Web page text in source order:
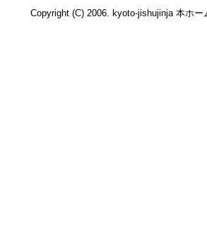
Copyright (C) 2006. kyoto-jishujinja 本ホ